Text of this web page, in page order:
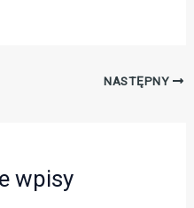
NASTĘPNY
wpisy